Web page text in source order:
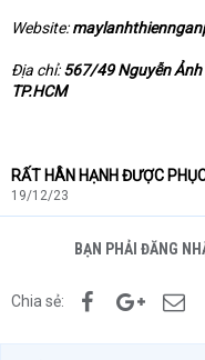
Website:
Địa chỉ:567/49 Nguyễn Ảnh
TP.HCM
RẤT HÂN HẠNH ĐƯỢC
19/12/23
BẠN PHẢI ĐĂNG
Chia sẻ: FacebookGoogle+